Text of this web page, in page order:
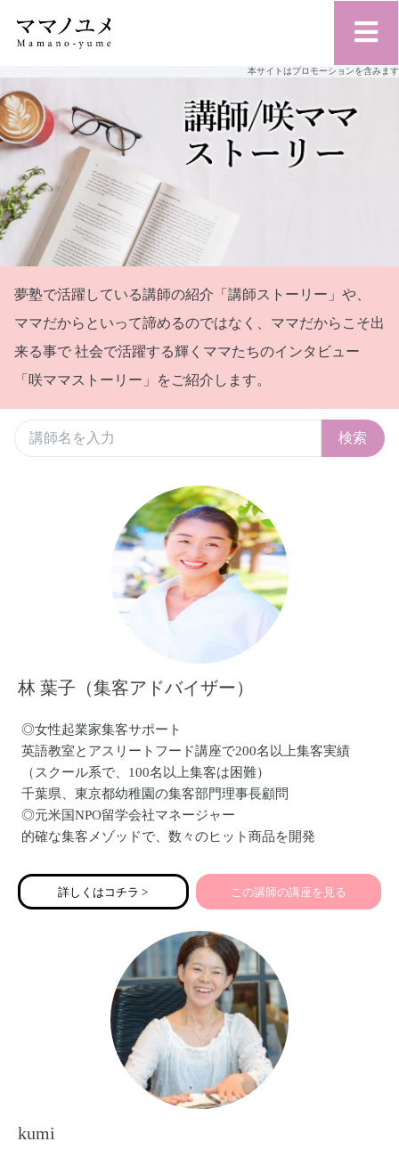
本サイトはプロモーションを含みます
夢塾で活躍している講師の紹介「講師ストーリー」や、
ママだからといって諦めるのではなく、ママだからこそ出
来る事で 社会で活躍する輝くママたちのインタビュー
「咲ママストーリー」をご紹介します。
検索
林 葉子（集客アドバイザー）
◎女性起業家集客サポート
英語教室とアスリートフード講座で200名以上集客実績
（スクール系で、100名以上集客は困難）
千葉県、東京都幼稚園の集客部門理事長顧問
◎元米国NPO留学会社マネージャー
的確な集客メゾッドで、数々のヒット商品を開発
◎高校教員：1500人以上の教授経験
教えた時間は《約3万時間》高いティ－チングスキルでわか
一眼レフ撮影を用いて集客のためのPR動画を作成
◎アスリートフードマイスター
スポーツチームで食育講座を担当
サッカーメディア「サカママ」でコラム執筆
詳しくはコチラ > この講師の講座を見る
kumi